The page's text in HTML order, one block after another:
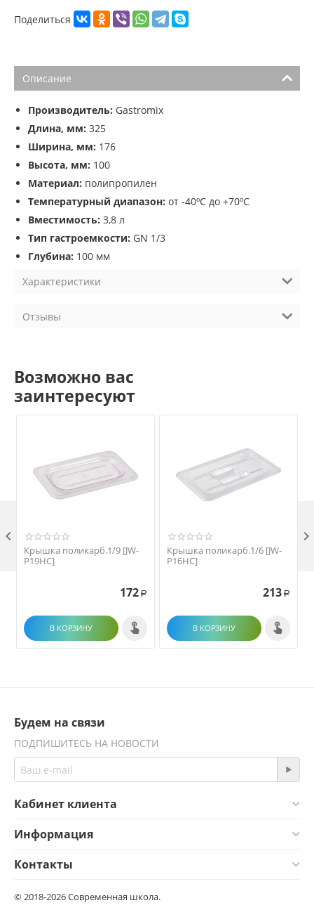
Поделиться
Описание
Производитель: Gastromix
Длина, мм: 325
Ширина, мм: 176
Высота, мм: 100
Материал: полипропилен
Температурный диапазон: от -40ºС до +70ºС
Вместимость: 3,8 л
Тип гастроемкости: GN 1/3
Глубина: 100 мм
Характеристики
Отзывы
Возможно вас
заинтересуют
Крышка поликарб.1/9 [JW-
P19HC]
172 Р
В КОРЗИНУ
Крышка поликарб.1/6 [JW-
P16HC]
213 Р
В КОРЗИНУ
 
Будем на связи
ПОДПИШИТЕСЬ НА НОВОСТИ
Кабинет клиента
Информация
Контакты
© 2018-2026 Современная школа.